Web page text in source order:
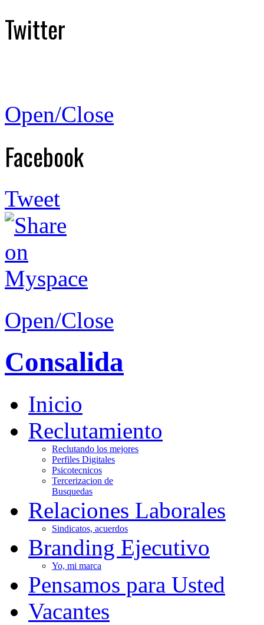
Twitter
Open/Close
Facebook
Tweet
Open/Close
Consalida
Inicio
Reclutamiento
Reclutando los mejores
Perfiles Digitales
Psicotecnicos
Tercerizacion de
Busquedas
Relaciones Laborales
Sindicatos, acuerdos
Branding Ejecutivo
Yo, mi marca
Pensamos para Usted
Vacantes